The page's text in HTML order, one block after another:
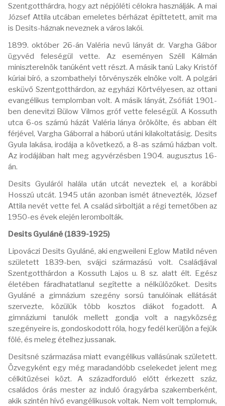
Szentgotthárdra, hogy azt népjóléti célokra használják. A mai
József Attila utcában emeletes bérházat építtetett, amit ma
is Desits-háznak neveznek a város lakói.
1899. október 26-án Valéria nevű lányát dr. Vargha Gábor
ügyvéd feleségül vette. Az eseményen Széll Kálmán
miniszterelnök tanúként vett részt. A másik tanú Laky Kristóf
kúriai bíró, a szombathelyi törvényszék elnöke volt. A polgári
esküvő Szentgotthárdon, az egyházi Körtvélyesen, az ottani
evangélikus templomban volt. A másik lányát, Zsófiát 1901-
ben denevitzi Bülow Vilmos gróf vette feleségül. A Kossuth
utca 6-os számú házát Valéria lánya örökölte, és abban élt
férjével, Vargha Gáborral a háború utáni kilakoltatásig. Desits
Gyula lakása, irodája a következő, a 8-as számú házban volt.
Az irodájában halt meg agyvérzésben 1904. augusztus 16-
án.
Desits Gyuláról halála után utcát neveztek el, a korábbi
Hosszú utcát. 1945 után azonban ismét átnevezték, József
Attila nevét vette fel. A család sírboltját a régi temetőben az
1950-es évek elején lerombolták.
Desits Gyuláné (1839-1925)
Lipováczi Desits Gyuláné, aki engweileni Eglow Matild néven
született 1839-ben, svájci származású volt. Családjával
Szentgotthárdon a Kossuth Lajos u. 8 sz. alatt élt. Egész
életében fáradhatatlanul segítette a nélkülözőket. Desits
Gyuláné a gimnázium szegény sorsú tanulóinak ellátását
szervezte, közülük több kosztos diákot fogadott. A
gimnáziumi tanulók mellett gondja volt a nagyközség
szegényeire is, gondoskodott róla, hogy fedél kerüljön a fejük
fölé, és meleg ételhez jussanak.
Desitsné származása miatt evangélikus vallásúnak született.
Özvegyként egy még maradandóbb cselekedet jelent meg
célkitűzései közt. A századforduló előtt érkezett száz,
családos órás mester az induló óragyárba szakemberként,
akik szintén hívő evangélikusok voltak. Nem volt templomuk,